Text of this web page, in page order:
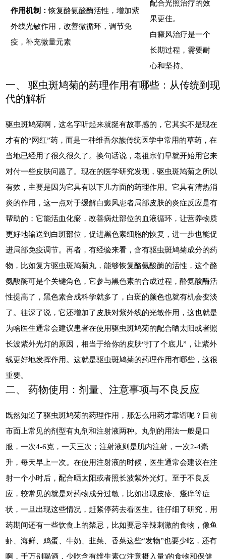
作用机制：恢复酪氨酸酶活性，增加紫
外线光敏作用，改善微循环，调节免
疫，补充微量元素
配合光照治疗的效
果更佳。
白癜风治疗是一个
长期过程，需要耐
心和坚持。
一、 驱虫斑鸠菊的药理作用有哪些：从传统到现
代的解析
驱虫斑鸠菊啊，这名字听起来就挺有故事感的，它其实不是现在
才有的“网红”药，而是一种维吾尔族传统医学中常用的草药，在
当地已经用了很久很久了。换句话说，老祖宗们早就开始用它来
对付一些皮肤问题了。现在的医学研究发现，驱虫斑鸠菊之所以
有效，主要是因为它具有以下几方面的药理作用。它具有清热消
炎的作用，这一点对于缓解白癜风患者局部皮肤的炎症反应是有
帮助的；它能活血化瘀，改善病灶部位的血液循环，让营养物质
更好地输送到白斑部位，促进黑色素细胞的恢复，进一步也能促
进局部免疫调节。再者，有经验来看，含有驱虫斑鸠菊成分的药
物，比如复方驱虫斑鸠菊丸，能够恢复酪氨酸酶的活性，这个酪
氨酸酶可是个关键角色，它参与黑色素的合成过程，酪氨酸酶活
性提高了，黑色素合成科学就多了，白斑的颜色也就有机会变淡
了。往深了说，它还增加了皮肤对紫外线的光敏作用，这也就是
为啥医生通常会建议患者在使用驱虫斑鸠菊的配合晒太阳或者照
长波紫外光灯的原因，相当于给你的皮肤“打了个底儿”，让紫外
线更好地发挥作用。这就是驱虫斑鸠菊的药理作用有哪些，这很
重要。
二、 药物使用：剂量、注意事项与不良反应
既然知道了驱虫斑鸠菊的药理作用，那怎么用药才靠谱呢？目前
市面上常见的剂型有丸剂和注射液两种。丸剂的用法一般是口
服，一次4-6克，一天三次；注射液则是肌内注射，一次2-4毫
升，每天早上一次。在使用注射液的时候，医生通常会建议在注
射一个小时后，配合晒太阳或者照长波紫外光灯。至于不良反
应，较常见的就是对药物成分过敏，比如出现皮疹、瘙痒等症
状，一旦出现这些情况，赶紧停药去看医生。往仔细了研究，用
药期间还有一些饮食上的禁忌，比如要忌辛辣刺激的食物，像鱼
虾、海鲜、鸡蛋、牛奶、韭菜、香菜这些“发物”也要少吃，还有
啊，千万别喝酒，少吃含有维生素C(注意摄入量)的食物和保健